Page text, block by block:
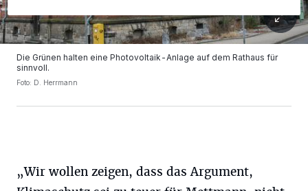
Die Grünen halten eine Photovoltaik-Anlage auf dem Rathaus für
sinnvoll.
Foto: D. Herrmann
„Wir wollen zeigen, dass das Argument,